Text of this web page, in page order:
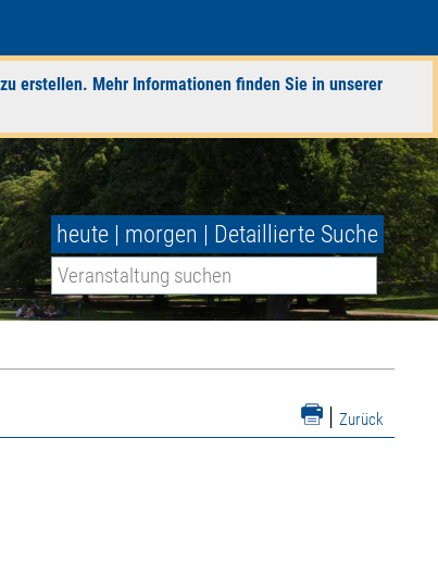
erstellen. Mehr Informationen finden Sie in unserer
heute | morgen | Detaillierte Suche
| Zurück